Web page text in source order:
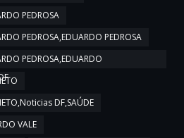
PEDROSA
PEDROSA,EDUARDO PEDROSA
PEDROSA,EDUARDO
DF,SAÚDE
VALE